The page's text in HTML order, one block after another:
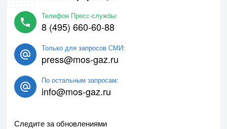
Телефон Пресс-службы:
8 (495) 660-60-88
Только для запросов СМИ:
press@mos-gaz.ru
По остальным запросам:
info@mos-gaz.ru
Следите за обновлениями